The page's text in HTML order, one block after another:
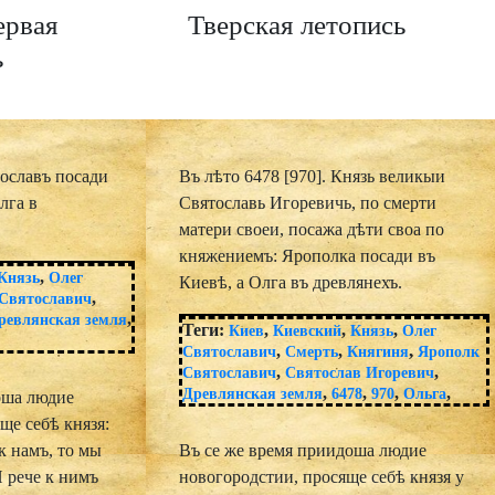
Тверская летопись
посади
в
, Олег
,
земля,
людие
себѣ князя:
намъ, то мы
рече к нимъ
Въ лѣто 6478 [970]. Князь великыи
Святославь Игоревичь, по смерти
матери своеи, посажа дѣти своа по
княжениемъ: Ярополка посади въ
Киевѣ, а Олга въ древлянехъ.
Теги:Киев,Киевский,Князь,Олег
Святославич,Смерть,Княгиня, Ярополк
Святославич,Святослав Игоревич,
Древлянская земля,6478,970,Ольга,
Въ се же время приидоша людие
новогородстии, просяще себѣ князя у